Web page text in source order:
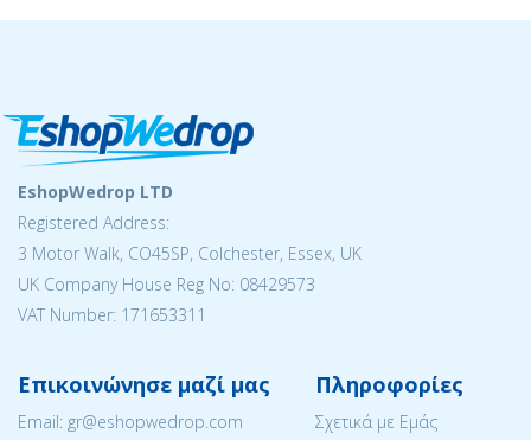
EshopWedrop LTD
Registered Address:
3 Motor Walk, CO45SP, Colchester, Essex, UK
UK Company House Reg No: 08429573
VAT Number: 171653311
Επικοινώνησε μαζί μας
Email: gr@eshopwedrop.com
Πληροφορίες
Σχετικά με Εμάς